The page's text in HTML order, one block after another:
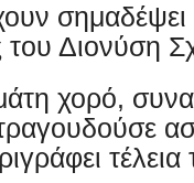
σημαδέψει
του Διονύση
χορό,